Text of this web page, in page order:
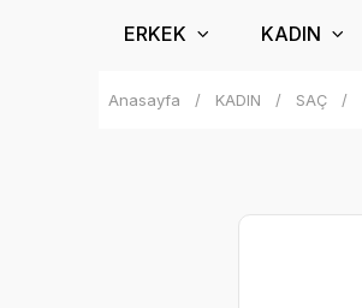
ERKEK KADIN
Anasayfa KADIN SAÇ